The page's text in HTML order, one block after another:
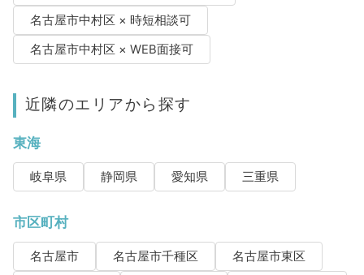
名古屋市中村区 × 時短相談可
名古屋市中村区 × WEB面接可
近隣のエリアから探す
東海
岐阜県 静岡県 愛知県 三重県
市区町村
名古屋市 名古屋市千種区
名古屋市東区